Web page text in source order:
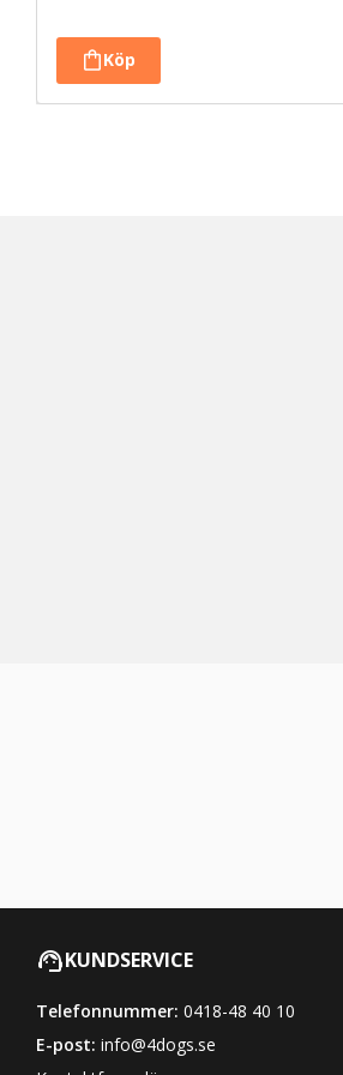
KUNDSERVICE
Telefonnummer: 0418-48 40 10
E-post: info@4dogs.se